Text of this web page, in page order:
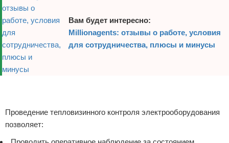
Вам будет интересно:
Millionagents: отзывы о работе, условия
для сотрудничества, плюсы и минусы
Проведение тепловизинного контроля электрооборудования
позволяет: